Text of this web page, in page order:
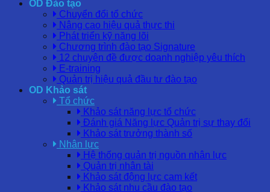
OD Đào tạo
Chuyển đổi tổ chức
Nâng cao hiệu quả thực thi
Phát triển kỹ năng lõi
Chương trình đào tạo Signature
12 chuyên đề được doanh nghiệp yêu thích
E-training
Quản trị hiệu quả đầu tư đào tạo
OD Khảo sát
Tổ chức
Khảo sát năng lực tổ chức
Đánh giá Năng lực Quản trị sự thay đổi
Khảo sát trưởng thành số
Nhân lực
Hệ thống quản trị nguồn nhân lực
Quản trị nhân tài
Khảo sát động lực cam kết
Khảo sát nhu cầu đào tạo